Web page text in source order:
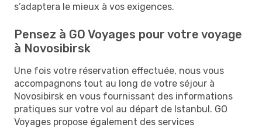
s’adaptera le mieux à vos exigences.
Pensez à GO Voyages pour votre voyage
à Novosibirsk
Une fois votre réservation effectuée, nous vous
accompagnons tout au long de votre séjour à
Novosibirsk en vous fournissant des informations
pratiques sur votre vol au départ de Istanbul. GO
Voyages propose également des services